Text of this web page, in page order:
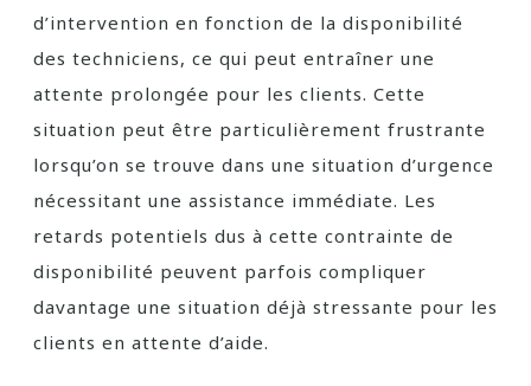
d’intervention en fonction de la disponibilité
des techniciens, ce qui peut entraîner une
attente prolongée pour les clients. Cette
situation peut être particulièrement frustrante
lorsqu’on se trouve dans une situation d’urgence
nécessitant une assistance immédiate. Les
retards potentiels dus à cette contrainte de
disponibilité peuvent parfois compliquer
davantage une situation déjà stressante pour les
clients en attente d’aide.